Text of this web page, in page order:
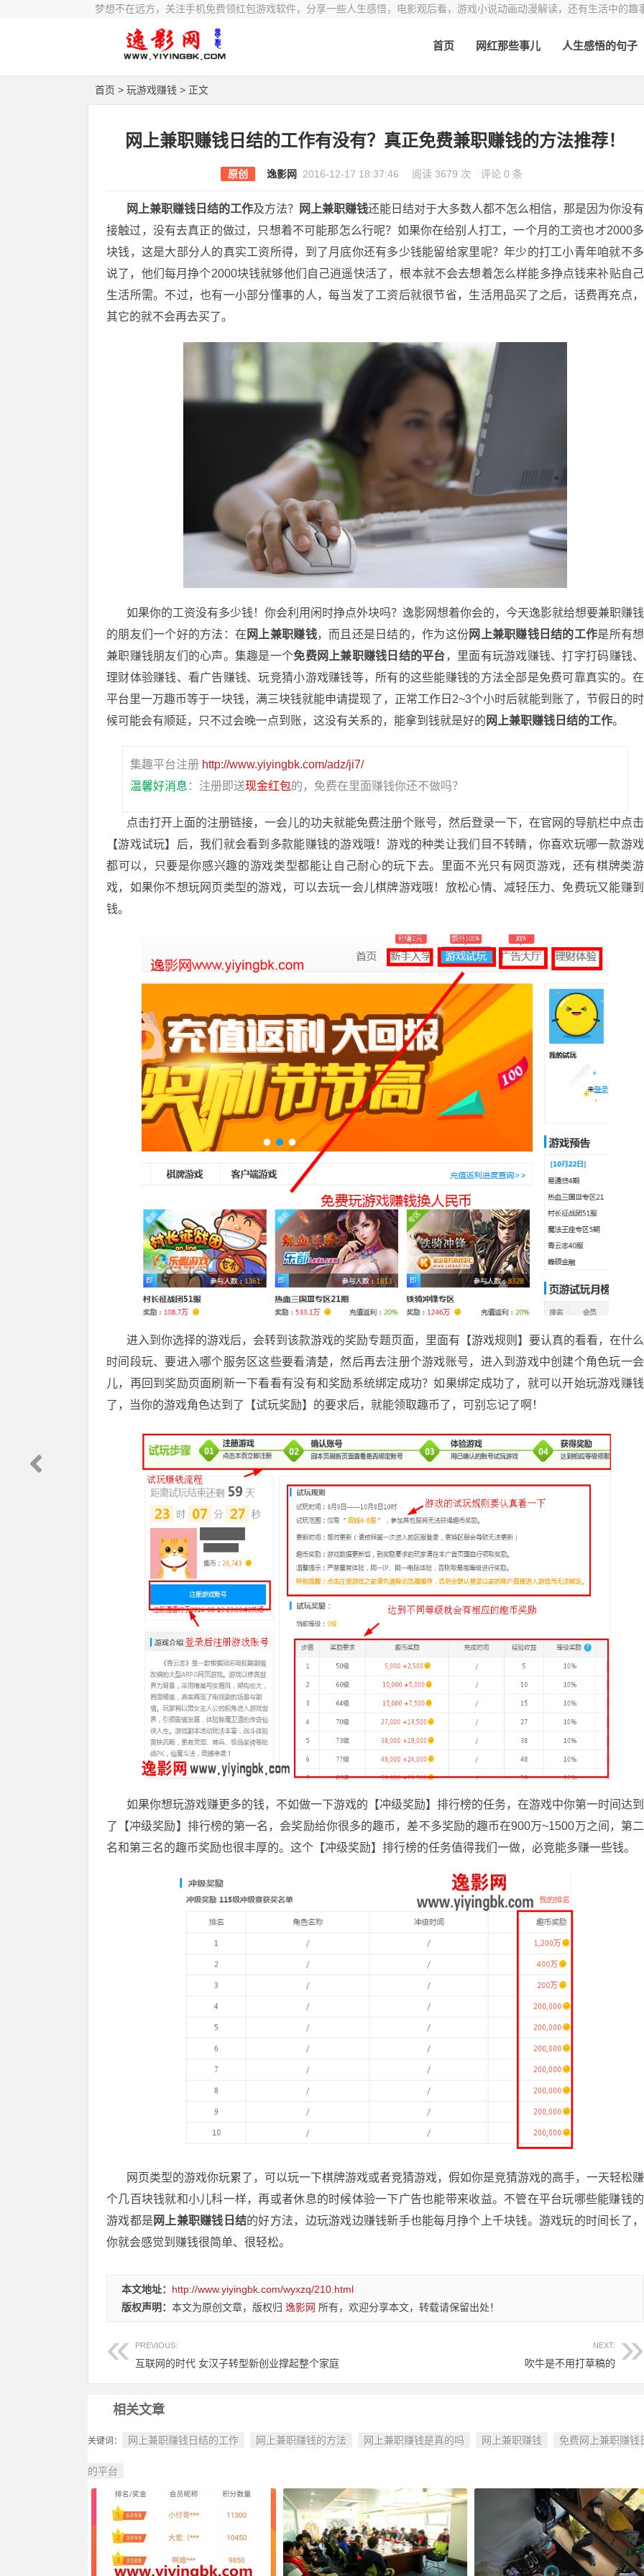
梦想不在远方，关注手机免费领红包游戏软件，分享一些人生感悟，电影观后看，游戏小说动画动漫解读，还有生活中的趣
首页 网红那些事儿 人生感悟的句子
首页 > 玩游戏赚钱 > 正文
网上兼职赚钱日结的工作有没有？真正免费兼职赚钱的方法推荐！
原创 逸影网 2016-12-17 18:37:46 阅读 3679 次 评论 0 条
网上兼职赚钱日结的工作及方法？ 网上兼职赚钱还能日结对于大多数人都不怎么相信，那是因为你没有
接触过，没有去真正的做过，只想着不可能那怎么行呢？如果你在给别人打工，一个月的工资也才2000多
块钱，这是大部分人的真实工资所得，到了月底你还有多少钱能留给家里呢？年少的打工小青年咱就不多
说了，他们每月挣个2000块钱就够他们自己逍遥快活了，根本就不会去想着怎么样能多挣点钱来补贴自己
生活所需。不过，也有一小部分懂事的人，每当发了工资后就很节省，生活用品买了之后，话费再充点，
其它的就不会再去买了。
如果你的工资没有多少钱！你会利用闲时挣点外块吗？逸影网想着你会的，今天逸影就给想要兼职赚钱
的朋友们一个好的方法：在 网上兼职赚钱，而且还是日结的，作为这份网上兼职赚钱日结的工作是所有想
兼职赚钱朋友们的心声。集趣是一个免费网上兼职赚钱日结的平台，里面有玩游戏赚钱、打字打码赚钱、
理财体验赚钱、看广告赚钱、玩竞猜小游戏赚钱等，所有的这些能赚钱的方法全部是免费可靠真实的。在
平台里一万趣币等于一块钱，满三块钱就能申请提现了，正常工作日2~3个小时后就能到账了，节假日的时
候可能会有顺延，只不过会晚一点到账，这没有关系的，能拿到钱就是好的 网上兼职赚钱日结的工作。
集趣平台注册 http://www.yiyingbk.com/adz/ji7/
温馨好消息 ：注册即送现金红包的，免费在里面赚钱你还不做吗？
点击打开上面的注册链接，一会儿的功夫就能免费注册个账号，然后登录一下，在官网的导航栏中点击
【游戏试玩】后，我们就会看到多款能赚钱的游戏哦！游戏的种类让我们目不转睛，你喜欢玩哪一款游戏
都可以，只要是你感兴趣的游戏类型都能让自己耐心的玩下去。里面不光只有网页游戏，还有棋牌类游
戏，如果你不想玩网页类型的游戏，可以去玩一会儿棋牌游戏哦！放松心情、减轻压力、免费玩又能赚到
钱。
进入到你选择的游戏后，会转到该款游戏的奖励专题页面，里面有【游戏规则】要认真的看看，在什么
时间段玩、要进入哪个服务区这些要看清楚，然后再去注册个游戏账号，进入到游戏中创建个角色玩一会
儿，再回到奖励页面刷新一下看看有没有和奖励系统绑定成功？如果绑定成功了，就可以开始玩游戏赚钱
了，当你的游戏角色达到了【试玩奖励】的要求后，就能领取趣币了，可别忘记了啊！
如果你想玩游戏赚更多的钱，不如做一下游戏的【冲级奖励】排行榜的任务，在游戏中你第一时间达到
了【冲级奖励】排行榜的第一名，会奖励给你很多的趣币，差不多奖励的趣币在900万~1500万之间，第二
名和第三名的趣币奖励也很丰厚的。这个【冲级奖励】排行榜的任务值得我们一做，必竞能多赚一些钱。
网页类型的游戏你玩累了，可以玩一下棋牌游戏或者竞猜游戏，假如你是竞猜游戏的高手，一天轻松赚
个几百块钱就和小儿科一样，再或者休息的时候体验一下广告也能带来收益。不管在平台玩哪些能赚钱的
游戏都是 网上兼职赚钱日结的好方法，边玩游戏边赚钱新手也能每月挣个上千块钱。游戏玩的时间长了，
你就会感觉到赚钱很简单、很轻松。
本文地址： http://www.yiyingbk.com/wyxzq/210.html
版权声明： 本文为原创文章，版权归 逸影网 所有，欢迎分享本文，转载请保留出处！
PREVIOUS:
互联网的时代 女汉子转型新创业撑起整个家庭
NEXT:
吹牛是不用打草稿的
相关文章
关键词： 网上兼职赚钱日结的工作 网上兼职赚钱的方法 网上兼职赚钱是真的吗 网上兼职赚钱 免费网上兼职赚钱
的平台